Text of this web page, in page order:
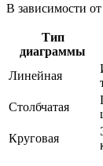
В зависимости
Тип
диаграммы
Линейная
Столбчатая
Круговая